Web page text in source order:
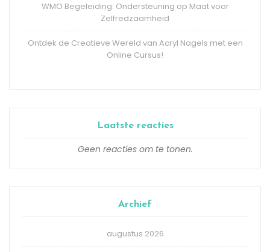
WMO Begeleiding: Ondersteuning op Maat voor
Zelfredzaamheid
Ontdek de Creatieve Wereld van Acryl Nagels met een
Online Cursus!
Laatste reacties
Geen reacties om te tonen.
Archief
augustus 2026